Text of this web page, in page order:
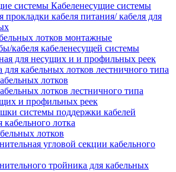
Кабеленесущие системы
прокладки кабеля питания/ кабеля для
лотков монтажные
кабеля кабеленесущей системы
для несущих и и профильных реек
для кабельных лотков лестничного типа
лотков
лотков лестничного типа
и профильных реек
системы поддержки кабелей
лотка
лотков
угловой секции кабельного
тройника для кабельных